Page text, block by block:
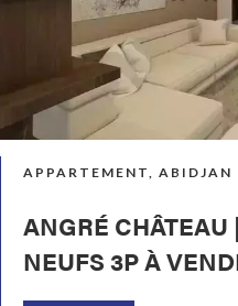
APPARTEMENT, ABIDJAN
ANGRÉ CHÂTEAU
NEUFS 3P À